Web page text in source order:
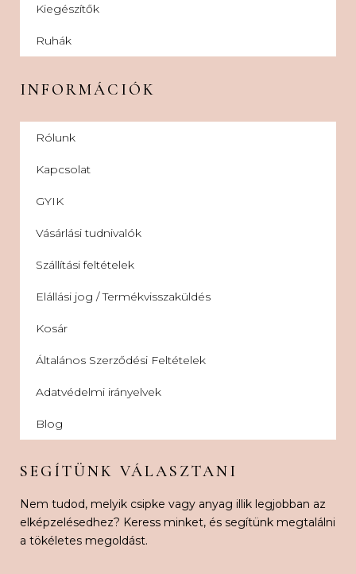
Kiegészítők
Ruhák
INFORMÁCIÓK
Rólunk
Kapcsolat
GYIK
Vásárlási tudnivalók
Szállítási feltételek
Elállási jog / Termékvisszaküldés
Kosár
Általános Szerződési Feltételek
Adatvédelmi irányelvek
Blog
SEGÍTÜNK VÁLASZTANI
Nem tudod, melyik csipke vagy anyag illik legjobban az
elképzelésedhez? Keress minket, és segítünk megtalálni
a tökéletes megoldást.